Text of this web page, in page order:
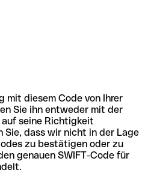
mit diesem Code von Ihrer
Sie ihn entweder mit der
seine Richtigkeit
dass wir nicht in der Lage
zu bestätigen oder zu
genauen SWIFT-Code für